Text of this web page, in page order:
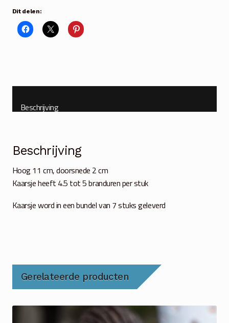
7
stuks
aantal
Dit delen:
Beschrijving
Beschrijving
Hoog 11 cm, doorsnede 2 cm
Kaarsje heeft 4.5 tot 5 branduren per stuk
Kaarsje word in een bundel van 7 stuks geleverd
Gerelateerde producten